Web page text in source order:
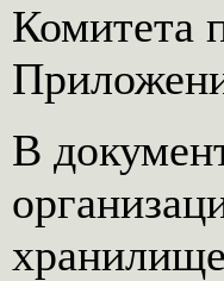
Комитета
В